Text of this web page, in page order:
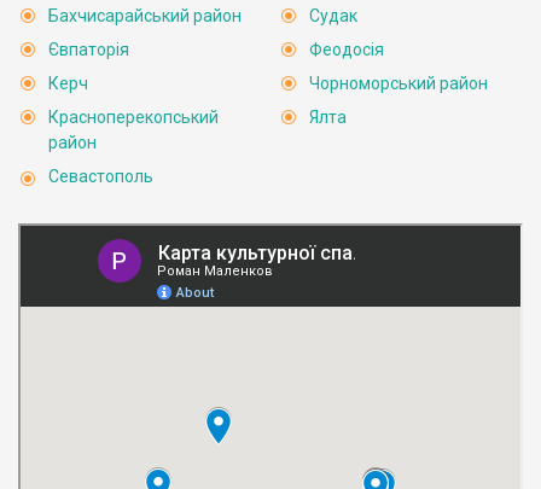
Бахчисарайський район
Євпаторія
Керч
Красноперекопський
район
Севастополь
Судак
Феодосія
Чорноморський район
Ялта